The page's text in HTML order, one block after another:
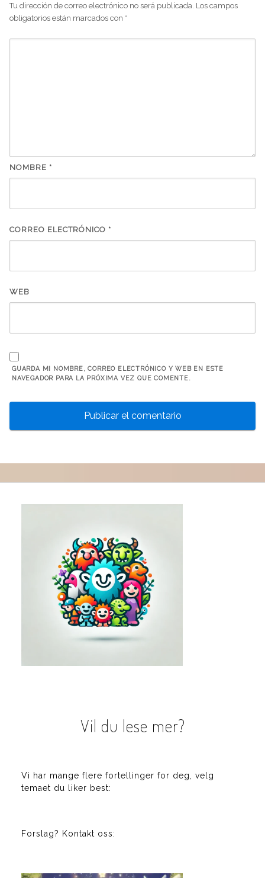
Tu dirección de correo electrónico no será publicada. Los campos
obligatorios están marcados con *
NOMBRE *
CORREO ELECTRÓNICO *
WEB
GUARDA MI NOMBRE, CORREO ELECTRÓNICO Y WEB EN ESTE
NAVEGADOR PARA LA PRÓXIMA VEZ QUE COMENTE.
Vil du lese mer?
Vi har mange flere fortellinger for deg, velg
temaet du liker best:
Forslag? Kontakt oss: